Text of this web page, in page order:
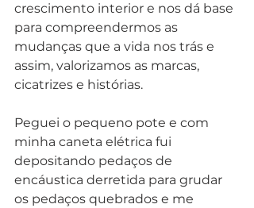
crescimento interior e nos dá base
para compreendermos as
mudanças que a vida nos trás e
assim, valorizamos as marcas,
cicatrizes e histórias.
Peguei o pequeno pote e com
minha caneta elétrica fui
depositando pedaços de
encáustica derretida para grudar
os pedaços quebrados e me